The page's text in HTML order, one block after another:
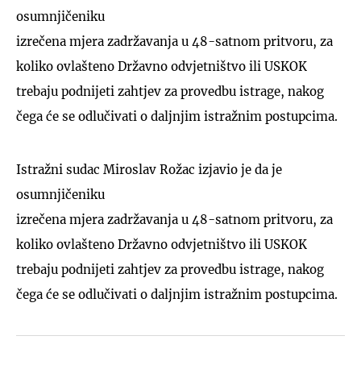
osumnjičeniku
izrečena mjera zadržavanja u 48-satnom pritvoru, za
koliko ovlašteno Državno odvjetništvo ili USKOK
trebaju podnijeti zahtjev za provedbu istrage, nakog
čega će se odlučivati o daljnjim istražnim postupcima.
Istražni sudac Miroslav Rožac izjavio je da je
osumnjičeniku
izrečena mjera zadržavanja u 48-satnom pritvoru, za
koliko ovlašteno Državno odvjetništvo ili USKOK
trebaju podnijeti zahtjev za provedbu istrage, nakog
čega će se odlučivati o daljnjim istražnim postupcima.